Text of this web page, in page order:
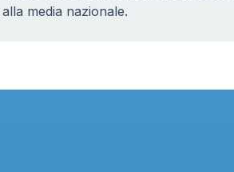
media nazionale.